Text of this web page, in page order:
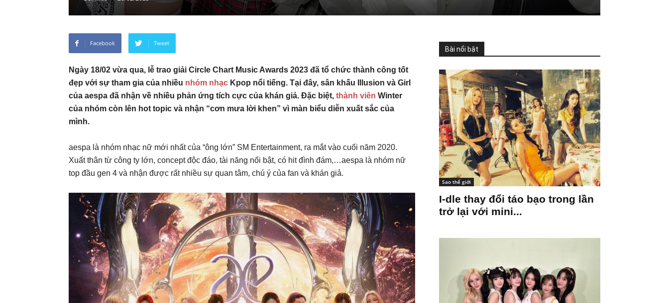
Facebook Tweet
Ngày 18/02 vừa qua, lễ trao giải Circle Chart Music Awards 2023 đã tổ chức thành công tốt
đẹp với sự tham gia của nhiều nhóm nhạc Kpop nổi tiếng. Tại đây, sân khấu Illusion và Girl
của aespa đã nhận về nhiều phản ứng tích cực của khán giả. Đặc biệt, thành viên Winter
của nhóm còn lên hot topic và nhận “cơn mưa lời khen” vì màn biểu diễn xuất sắc của
mình.
aespa là nhóm nhạc nữ mới nhất của “ông lớn” SM Entertainment, ra mắt vào cuối năm 2020.
Xuất thân từ công ty lớn, concept độc đáo, tài năng nổi bật, có hit đình đám,…aespa là nhóm nữ
top đầu gen 4 và nhận được rất nhiều sự quan tâm, chú ý của fan và khán giả.
Bài nổi bật
Sao thế giới
I-dle thay đổi táo bạo trong lần
trở lại với mini...